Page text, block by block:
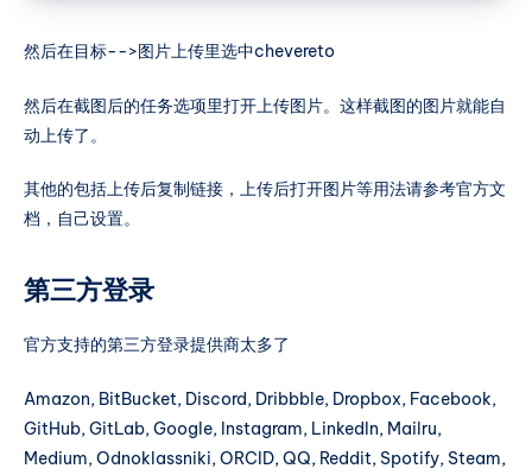
然后在目标-->图片上传里选中chevereto
然后在截图后的任务选项里打开上传图片。这样截图的图片就能自
动上传了。
其他的包括上传后复制链接，上传后打开图片等用法请参考官方文
档，自己设置。
第三方登录
官方支持的第三方登录提供商太多了
Amazon, BitBucket, Discord, Dribbble, Dropbox, Facebook,
GitHub, GitLab, Google, Instagram, LinkedIn, Mailru,
Medium, Odnoklassniki, ORCID, QQ, Reddit, Spotify, Steam,